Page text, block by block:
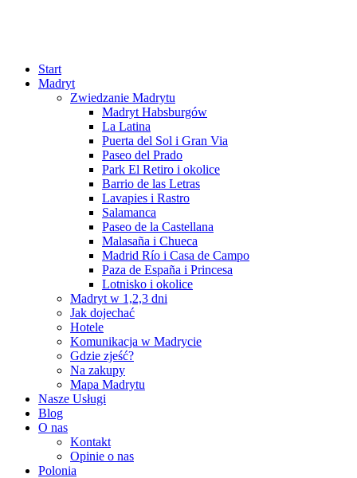
Start
Madryt
Zwiedzanie Madrytu
Madryt Habsburgów
La Latina
Puerta del Sol i Gran Via
Paseo del Prado
Park El Retiro i okolice
Barrio de las Letras
Lavapies i Rastro
Salamanca
Paseo de la Castellana
Malasaña i Chueca
Madrid Río i Casa de Campo
Paza de España i Princesa
Lotnisko i okolice
Madryt w 1,2,3 dni
Jak dojechać
Hotele
Komunikacja w Madrycie
Gdzie zjeść?
Na zakupy
Mapa Madrytu
Nasze Usługi
Blog
O nas
Kontakt
Opinie o nas
Polonia